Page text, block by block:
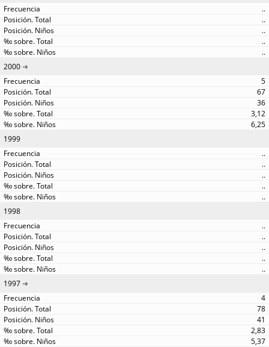
..
..
..
..
..
2000
5
67
36
3,12
6,25
1999
..
..
..
..
..
1998
..
..
..
..
..
1997
4
78
41
2,83
5,37